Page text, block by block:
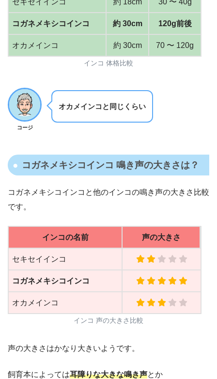
コガネメキシコインコ 約 30cm 120g前後
オカメインコ 約 30cm 70 〜 120g
インコ 体格比較
コージ
オカメインコと同じくらい
コガネメキシコインコ 鳴き声の大きさは？
コガネメキシコインコと他のインコの鳴き声の大きさ比較
です。
インコの名前 声の大きさ
セキセイインコ
コガネメキシコインコ
オカメインコ
インコ 声の大きさ比較
声の大きさはかなり大きいようです。
飼育本によっては耳障りな大きな鳴き声とか